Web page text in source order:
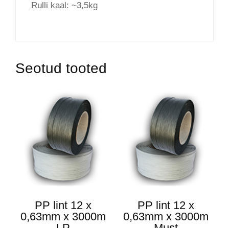
Rulli kaal: ~3,5kg
Seotud tooted
PP lint 12 x
0,63mm x 3000m
PP lint 12 x
0,63mm x 3000m